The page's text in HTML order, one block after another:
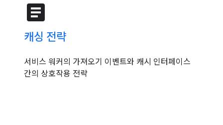
article
캐싱 전략
서비스 워커의 가져오기 이벤트와 캐시 인터페이스
간의 상호작용 전략